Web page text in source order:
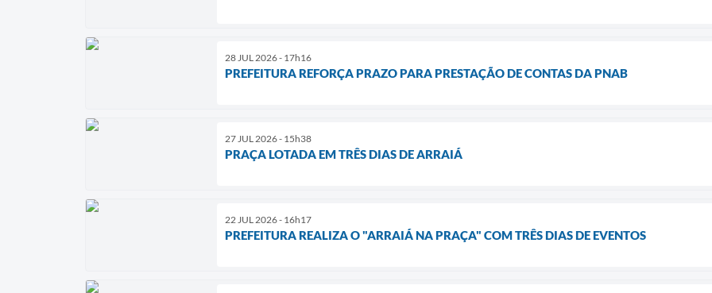
28 JUL 2026 - 17h16
PREFEITURA REFORÇA PRAZO PARA PRESTAÇÃO DE CONTAS DA PNAB
27 JUL 2026 - 15h38
PRAÇA LOTADA EM TRÊS DIAS DE ARRAIÁ
22 JUL 2026 - 16h17
PREFEITURA REALIZA O "ARRAIÁ NA PRAÇA" COM TRÊS DIAS DE EVENTOS